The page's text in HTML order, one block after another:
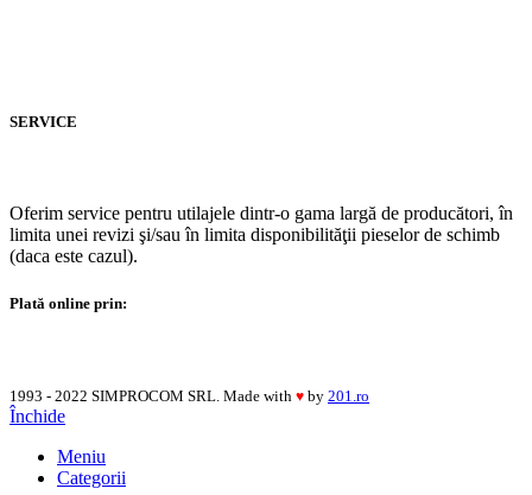
SERVICE
Oferim service pentru utilajele dintr-o gama largă de producători, în
limita unei revizi şi/sau în limita disponibilităţii pieselor de schimb
(daca este cazul).
Plată online prin:
1993 - 2022 SIMPROCOM SRL. Made with ♥ by 201.ro
Închide
Meniu
Categorii